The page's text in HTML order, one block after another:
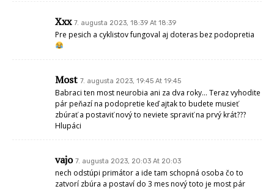
Xxx 7. augusta 2023, 18:39 At 18:39
Pre pesich a cyklistov fungoval aj doteras bez podopretia
Most 7. augusta 2023, 19:45 At 19:45
Babraci ten most neurobia ani za dva roky… Teraz vyhodite
pár peňazí na podopretie keď ajtak to budete musieť
zbúrať a postaviť nový to neviete spraviť na prvý krát???
Hlupáci
vajo 7. augusta 2023, 20:03 At 20:03
nech odstúpi primátor a ide tam schopná osoba čo to
zatvorí zbúra a postaví do 3 mes nový toto je most pár